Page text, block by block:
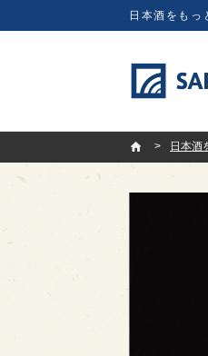
日本酒をもっ
SAKETIMES
日本酒